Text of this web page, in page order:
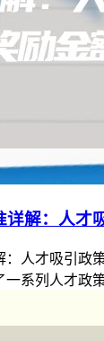
详解：人才
人才吸引政
系列人才政